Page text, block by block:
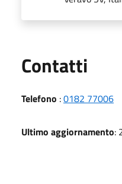
Contatti
Telefono :0182 77006
Ultimo aggiornamento: